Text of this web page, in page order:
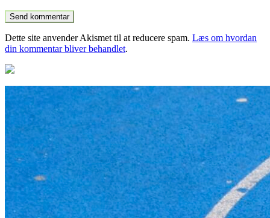
Dette site anvender Akismet til at reducere spam. Læs om hvordan
din kommentar bliver behandlet.